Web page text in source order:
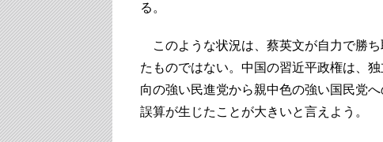
る。
このような状況は、蔡英文が自力で勝ち
たものではない。中国の習近平政権は、
向の強い民進党から親中色の強い国民党
誤算が生じたことが大きいと言えよう。